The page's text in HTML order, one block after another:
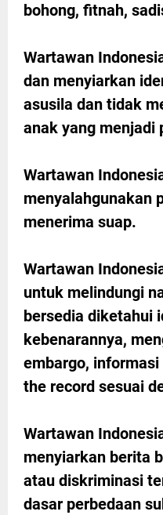
bohong, fitnah,
Wartawan
dan menyiarkan
asusila dan tidak
anak yang menjadi
Wartawan
menyalahgunakan
menerima suap.
Wartawan
untuk melindungi
bersedia diketahui
kebenarannya,
embargo,
the record sesuai
Wartawan
menyiarkan berita
atau diskriminasi
dasar perbedaan